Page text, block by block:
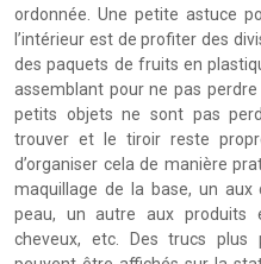
ordonnée. Une petite astuce
l’intérieur est de profiter des
des paquets de fruits en
assemblant pour ne pas
petits objets ne sont pas
trouver et le tiroir reste
d’organiser cela de manière
maquillage de la base, un
peau, un autre aux produits
cheveux, etc. Des trucs plus